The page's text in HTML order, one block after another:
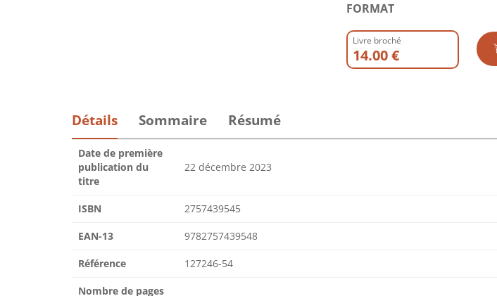
FORMAT
Livre broché
14.00 €
Détails Sommaire Résumé
Date de première
publication du
titre
22 décembre 2023
ISBN 2757439545
EAN-13 9782757439548
Référence 127246-54
Nombre de pages